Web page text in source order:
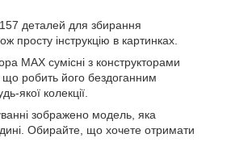
деталей для збирання
просту інструкцію в картинках.
MAX сумісні з конструкторами
що робить його бездоганним
якої колекції.
зображено модель, яка
Обирайте, що хочете отримати